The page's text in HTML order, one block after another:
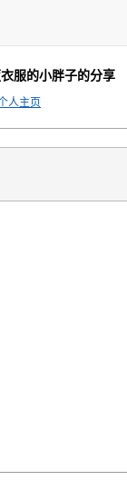
服的小胖子的分享
人主页